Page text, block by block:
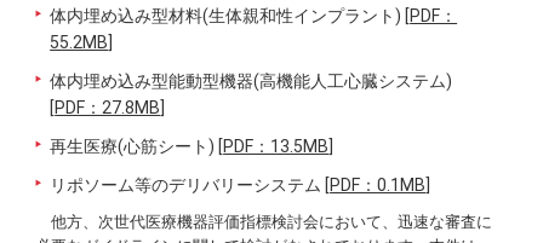
体内埋め込み型材料(生体親和性インプラント) [PDF：
55.2MB
体内埋め込み型能動型機器(高機能人工心臓システム)
[PDF：27.8MB
再生医療(心筋シート) [PDF：13.5MB
リポソーム等のデリバリーシステム [PDF：0.1MB
他方、次世代医療機器評価指標検討会において、迅速な審査に